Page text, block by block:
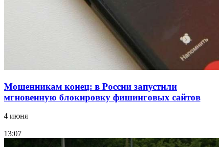
судоходный канал
Мошенникам конец: в России запустили
мгновенную блокировку фишинговых сайтов
4 июня
13:07